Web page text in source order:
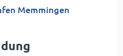
Memmingen